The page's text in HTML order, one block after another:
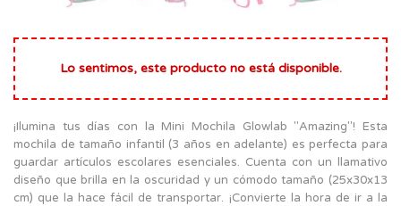
Lo sentimos, este producto no está disponible.
¡Ilumina tus días con la Mini Mochila Glowlab "Amazing"! Esta
mochila de tamaño infantil (3 años en adelante) es perfecta para
guardar artículos escolares esenciales. Cuenta con un llamativo
diseño que brilla en la oscuridad y un cómodo tamaño (25x30x13
cm) que la hace fácil de transportar. ¡Convierte la hora de ir a la